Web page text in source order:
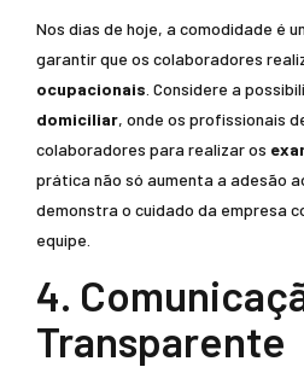
Nos dias de hoje, a comodidade é
garantir que os colaboradores
ocupacionais . Considere a
domiciliar, onde os profissionais
colaboradores para realizar os
prática não só aumenta a adesão
demonstra o cuidado da empresa
equipe.
4.
Transparente